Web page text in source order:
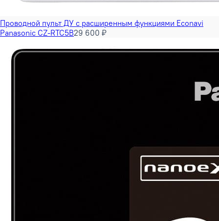
Проводной пульт ДУ с расширенным функциями Econavi
Panasonic CZ-RTC5B29 600 ₽